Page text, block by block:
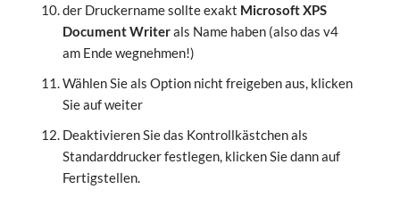
der Druckername sollte exakt Microsoft XPS
Document Writerals Name haben (also das v4
am Ende wegnehmen!)
Wählen Sie als Option nicht freigeben aus, klicken
Sie auf weiter
Deaktivieren Sie das Kontrollkästchen als
Standarddrucker festlegen, klicken Sie dann auf
Fertigstellen.